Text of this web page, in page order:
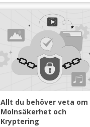
Allt du behöver veta om
Molnsäkerhet och
Kryptering